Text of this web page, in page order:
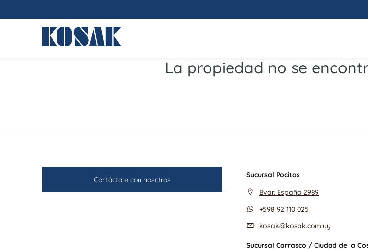
La propiedad no se
Contáctate con nosotros
Sucursal Pocitos
Bvar. España 2989
+598 92 110 025
kosak@kosak.com.uy
Sucursal Carrasco / Ciudad de la